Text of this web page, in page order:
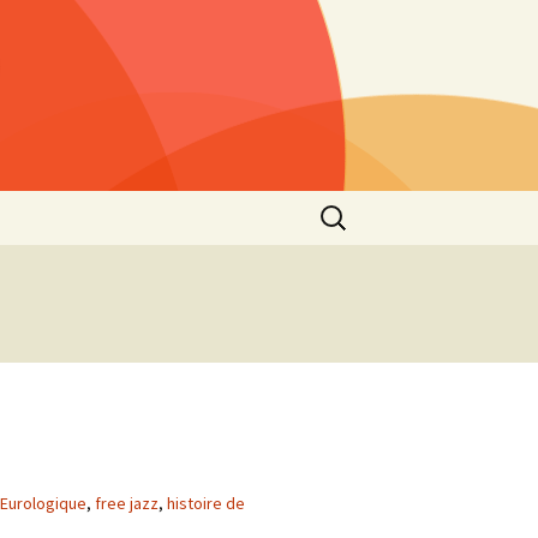
Rechercher :
Eurologique, free jazz, histoire de